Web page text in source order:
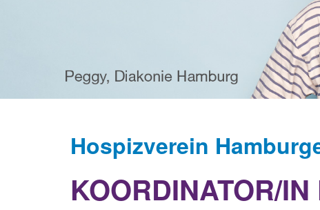
Hospizverein
KOORDINATOR/